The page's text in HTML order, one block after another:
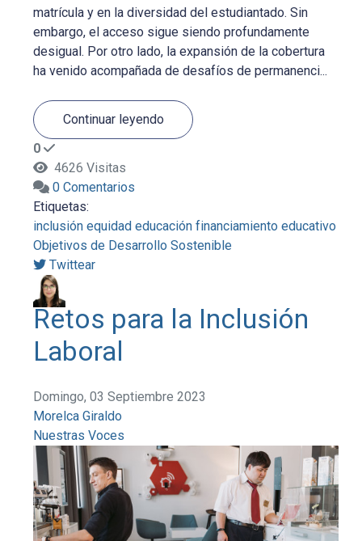
matrícula y en la diversidad del estudiantado. Sin
embargo, el acceso sigue siendo profundamente
desigual. Por otro lado, la expansión de la cobertura
ha venido acompañada de desafíos de permanenci...
Continuar leyendo
0
4626 Visitas
0 Comentarios
Etiquetas:
inclusión equidad educación financiamiento educativo
Objetivos de Desarrollo Sostenible
Twittear
Retos para la Inclusión
Laboral
Domingo, 03 Septiembre 2023
Morelca Giraldo
Nuestras Voces